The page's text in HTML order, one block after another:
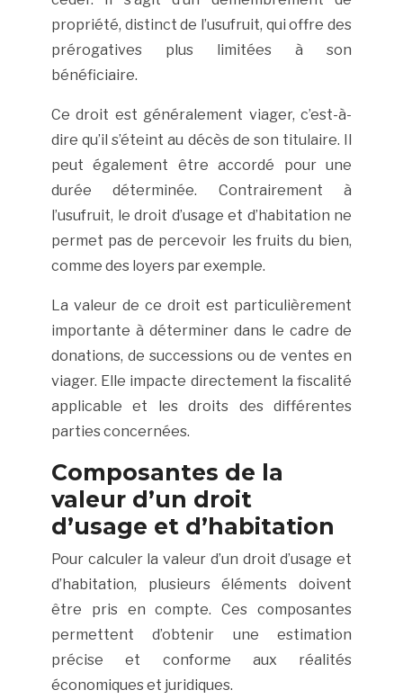
propriété, distinct de l’usufruit, qui offre des
prérogatives plus limitées à son
bénéficiaire.
Ce droit est généralement viager, c’est-à-
dire qu’il s’éteint au décès de son titulaire. Il
peut également être accordé pour une
durée déterminée. Contrairement à
l’usufruit, le droit d’usage et d’habitation ne
permet pas de percevoir les fruits du bien,
comme des loyers par exemple.
La valeur de ce droit est particulièrement
importante à déterminer dans le cadre de
donations, de successions ou de ventes en
viager. Elle impacte directement la fiscalité
applicable et les droits des différentes
parties concernées.
Composantes de la
valeur d’un droit
d’usage et d’habitation
Pour calculer la valeur d’un droit d’usage et
d’habitation, plusieurs éléments doivent
être pris en compte. Ces composantes
permettent d’obtenir une estimation
précise et conforme aux réalités
économiques et juridiques.